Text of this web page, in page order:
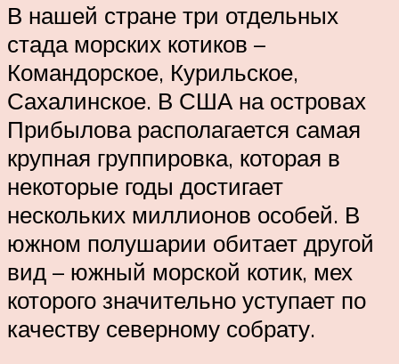
В нашей стране три отдельных
стада морских котиков –
Командорское, Курильское,
Сахалинское. В США на островах
Прибылова располагается самая
крупная группировка, которая в
некоторые годы достигает
нескольких миллионов особей. В
южном полушарии обитает другой
вид – южный морской котик, мех
которого значительно уступает по
качеству северному собрату.